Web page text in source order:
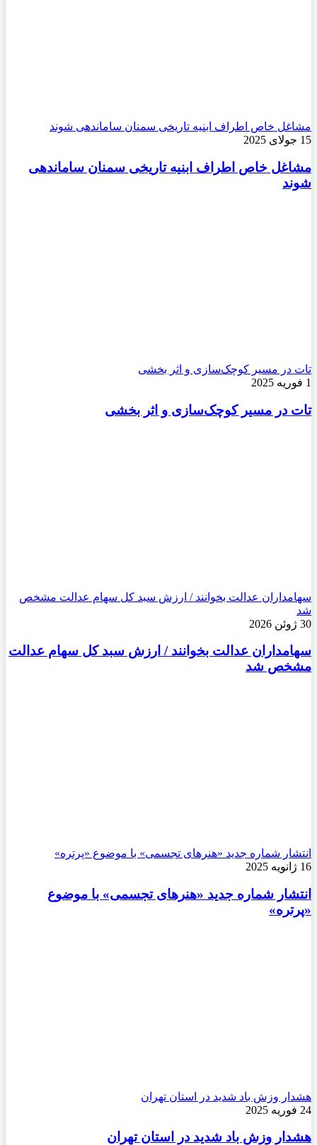
مشاغل خاص اطراف ابنیه تاریخی سمنان ساماندهی شوند
15 جولای 2025
مشاغل خاص اطراف ابنیه تاریخی سمنان ساماندهی
شوند
تات در مسیر کوچک‌سازی و اثر بخشی
1 فوریه 2025
تات در مسیر کوچک‌سازی و اثر بخشی
سهامداران عدالت بخوانند / ارزش سبد کل سهام عدالت مشخص
شد
30 ژوئن 2026
سهامداران عدالت بخوانند / ارزش سبد کل سهام عدالت
مشخص شد
انتشار شماره جدید «هنرهای تجسمی» با موضوع «پرتره»
16 ژانویه 2025
انتشار شماره جدید «هنرهای تجسمی» با موضوع
«پرتره»
هشدار وزش باد شدید در استان تهران
24 فوریه 2025
هشدار وزش باد شدید در استان تهران